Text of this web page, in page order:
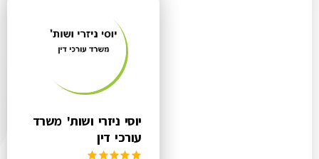
יוסי ניזרי ושות' משרד
עורכי דין